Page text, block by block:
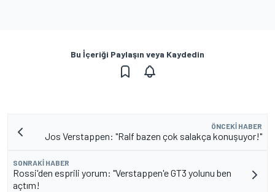
Bu İçeriği Paylaşın veya Kaydedin
ÖNCEKI HABER
Jos Verstappen: "Ralf bazen çok salakça konuşuyor!"
SONRAKI HABER
Rossi'den esprili yorum: "Verstappen'e GT3 yolunu ben
açtım!